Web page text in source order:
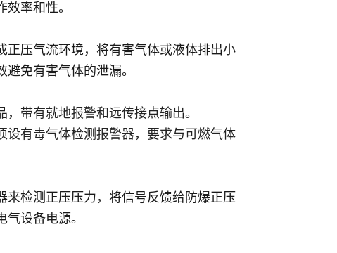
效率和性。
压气流环境，将有害气体或液体排出小
避免有害气体的泄漏。
，带有就地报警和远传接点输出。
有毒气体检测报警器，要求与可燃气体
检测正压压力，将信号反馈给防爆正压
气设备电源。